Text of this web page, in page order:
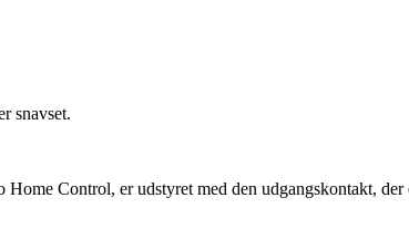
snavset.
Home Control, er udstyret med den udgangskontakt,